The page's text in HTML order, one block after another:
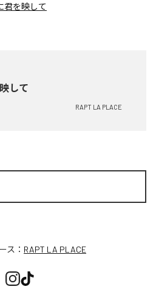
君を映して
して
RAPT LA PLACE
ス： RAPT LA PLACE